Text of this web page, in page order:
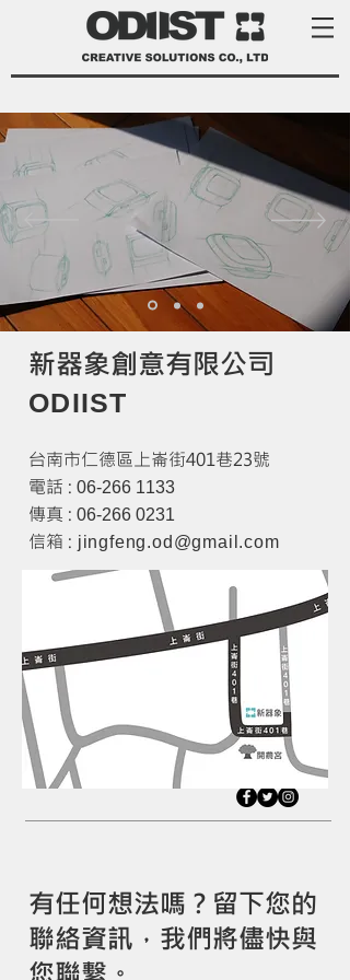
新器象創意有限公司
ODIIST
台南市仁德區上崙街401巷23號
電話 : 06-266 1133
傳真 : 06-266 0231
信箱 : jingfeng.od@gmail.com
有任何想法嗎？留下您的
聯絡資訊，我們將儘快與
您聯繫。